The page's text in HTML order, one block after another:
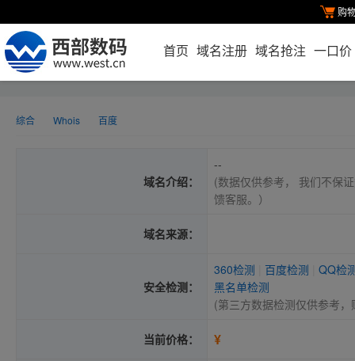
购
首页 域名注册 域名抢注 一口价
综合 Whois 百度
域名介绍：
--
(数据仅供参考， 我们不保
馈客服。）
域名来源：
安全检测：
360检测 百度检测
QQ检
黑名单检测
(第三方数据检测仅供参考
当前价格： ¥